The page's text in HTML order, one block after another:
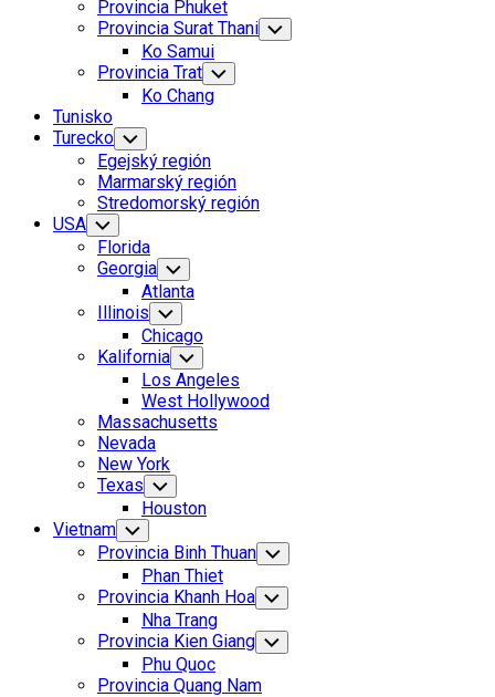
Provincia Phuket
Provincia Surat Thani Toggle
Child
Ko Samui
Provincia Trat Toggle
Child
Menu
Ko Chang
Tunisko
Turecko Toggle
Child
Menu
Egejský región
Marmarský región
Stredomorský región
Current
Page
Parent
USA Toggle
Child
Menu
Florida
Georgia Toggle
Child
Menu
Atlanta
Illinois Toggle
Child
Menu
Chicago
Kalifornia Toggle
Child
Menu
Los Angeles
West Hollywood
Massachusetts
Nevada
Current
Page
Parent
New York
Texas Toggle
Child
Menu
Houston
Vietnam Toggle
Child
Menu
Provincia Binh Thuan Toggle
Child
Menu
Phan Thiet
Provincia Khanh Hoa Toggle
Child
Menu
Nha Trang
Provincia Kien Giang Toggle
Child
Phu Quoc
Provincia Quang Nam